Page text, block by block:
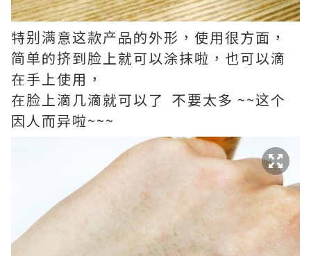
特别满意这款产品的外形，使用很方面，
简单的挤到脸上就可以涂抹啦，也可以滴
在手上使用，
在脸上滴几滴就可以了 不要太多 ~~这个
因人而异啦~~~